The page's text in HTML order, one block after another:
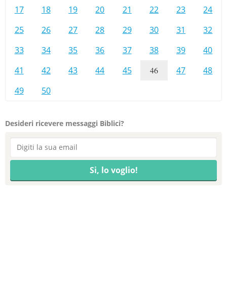
17
18 19 20 21 22 23
24
25
26 27 28 29 30 31
32
33
34 35 36 37 38 39
40
41
42 43 44 45 46 47
48
49
50
Desideri ricevere messaggi Biblici?